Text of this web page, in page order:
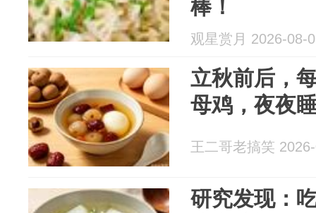
棒！
观星赏月 2026-08-
立秋前后，
母鸡，夜夜
王二哥老搞笑
研究发现：